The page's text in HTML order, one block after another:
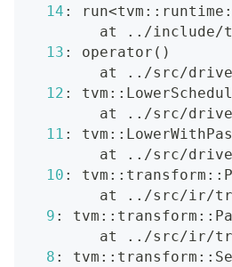
14 : run<
        at
.. /include/
13 : operator ( )
        at
.. /src/
12 :
        at
.. /src/
11 :
        at
.. /src/
10 :
        at
.. /src/ir/
9 :
        at
.. /src/ir/
8 :